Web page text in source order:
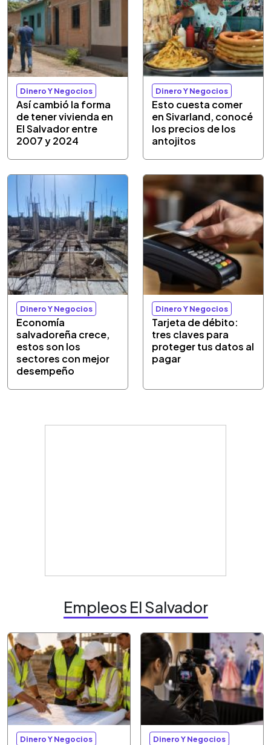
Dinero Y Negocios
Así cambió la forma
de tener vivienda en
El Salvador entre
2007 y 2024
Dinero Y Negocios
Esto cuesta comer
en Sivarland, conocé
los precios de los
antojitos
Dinero Y Negocios
Economía
salvadoreña crece,
estos son los
sectores con mejor
desempeño
Dinero Y Negocios
Tarjeta de débito:
tres claves para
proteger tus datos al
pagar
Empleos El Salvador
Dinero Y Negocios Dinero Y Negocios